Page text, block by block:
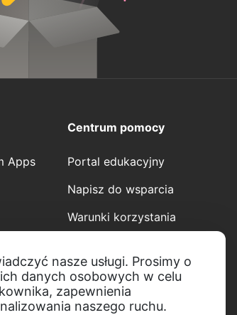
nasze usługi. Prosimy o
danych osobowych w celu
zapewnienia
naszego ruchu.
Apps
Centrum pomocy
Portal edukacyjny
Napisz do wsparcia
Warunki korzystania
Polityka prywatności